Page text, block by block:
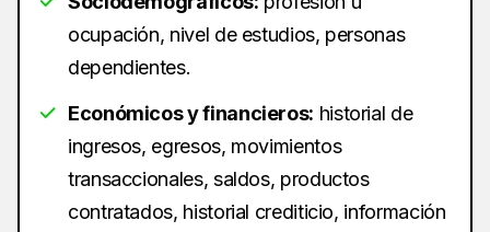
ocupación, nivel de estudios, personas
dependientes.
Económicos y financieros: historial de
ingresos, egresos, movimientos
transaccionales, saldos, productos
contratados, historial crediticio, información